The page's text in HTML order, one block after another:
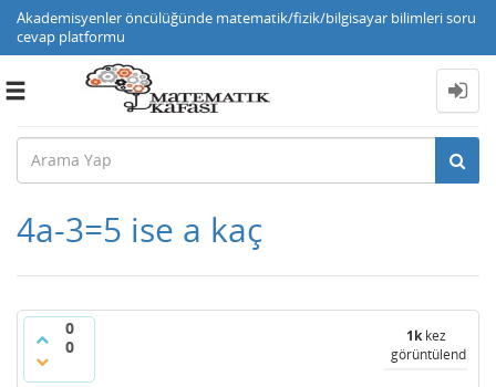
Akademisyenler öncülüğünde matematik/fizik/bilgisayar bilimleri soru
cevap platformu
Toggle
4a-3=5 ise a kaç
0
0
1kkez
görüntülendi